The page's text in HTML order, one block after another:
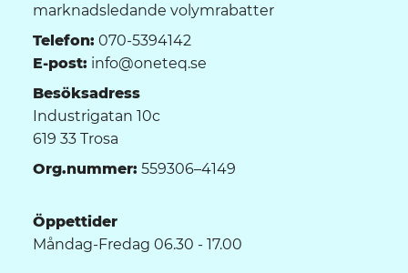
marknadsledande volymrabatter
Telefon: 070-5394142
E-post: info@oneteq.se
Besöksadress
Industrigatan 10c
619 33 Trosa
Org.nummer: 559306–4149
Öppettider
Måndag-Fredag 06.30 - 17.00